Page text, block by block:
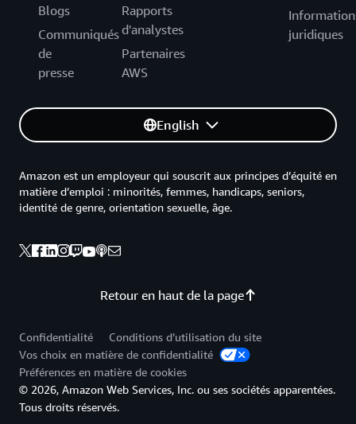
Blogs
Communiqués
de
presse
Rapports
d'analystes
Partenaires
AWS
juridiques
English
Retour en haut de la page
Amazon est un employeur qui souscrit aux principes d’équité en
matière d’emploi : minorités, femmes, handicaps, seniors,
identité de genre, orientation sexuelle, âge.
Confidentialité
Conditions d’utilisation du site
Vos choix en matière de confidentialité
Préférences en matière de cookies
© 2026, Amazon Web Services, Inc. ou ses sociétés apparentées.
Tous droits réservés.